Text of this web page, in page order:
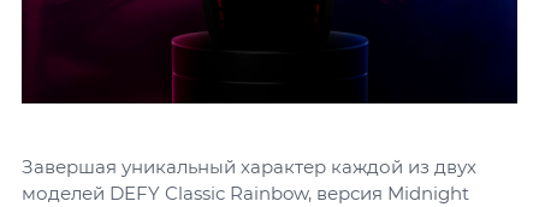
Завершая уникальный характер каждой из двух
моделей DEFY Classic Rainbow, версия Midnight